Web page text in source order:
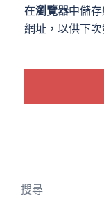
在瀏覽器中儲
網址，以供下
搜尋